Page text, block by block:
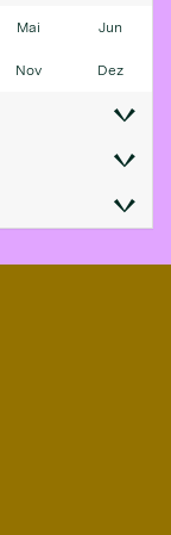
Mai Jun
Nov Dez